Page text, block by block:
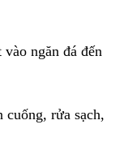
ngăn đá đến
cuống, rửa sạch,